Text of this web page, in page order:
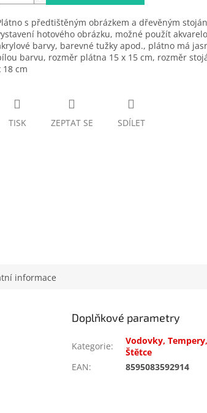
s předtištěným obrázkem a dřevěným
hotového obrázku, možné použít
barvy, barevné tužky apod., plátno má
barvu, rozměr plátna 15 x 15 cm, rozměr
18 cm
TISK ZEPTAT SE SDÍLET
informace
Doplňkové parametry
Kategorie:
Vodovky, Tempery,
Štětce
EAN: 8595083592914